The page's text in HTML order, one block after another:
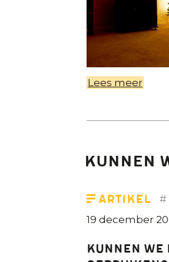
Lees meer
werd
Kunnen
Artikel
19 december
Kunnen